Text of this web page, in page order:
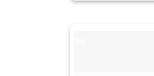
9.070.000 ₫.